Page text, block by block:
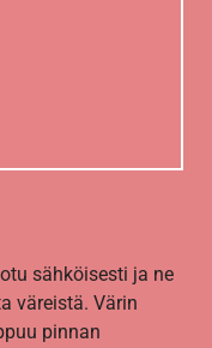
sähköisesti ja ne
väreistä. Värin
pinnan